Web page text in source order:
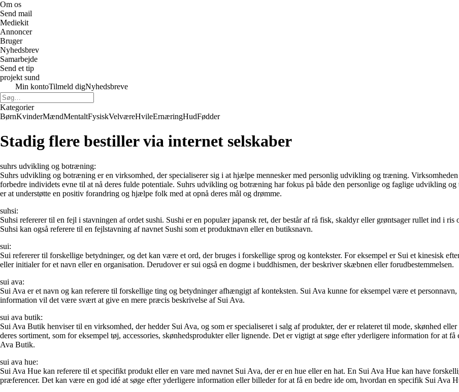
Om os
Send mail
Mediekit
Annoncer
Bruger
Nyhedsbrev
Samarbejde
Send et tip
projekt sund
Min kontoTilmeld digNyhedsbreve
Kategorier
BørnKvinderMændMentaltFysiskVelværeHvileErnæringHudFødder
Stadig flere bestiller via internet selskaber
suhrs udvikling og botræning:
Suhrs udvikling og botræning er en virksomhed, der specialiserer sig i at hjælpe mennesker med personlig udvikling og træning.
forbedre individets evne til at nå deres fulde potentiale. Suhrs udvikling og botræning har fokus på både den personlige og faglige udvikling
er at understøtte en positiv forandring og hjælpe folk med at opnå deres mål og drømme.
suhsi:
Suhsi refererer til en fejl i stavningen af ordet sushi. Sushi er en populær japansk ret, der består af rå fisk, skaldyr eller grøntsager rullet ind i
Suhsi kan også referere til en fejlstavning af navnet Sushi som et produktnavn eller en butiksnavn.
sui:
Sui refererer til forskellige betydninger, og det kan være et ord, der bruges i forskellige sprog og kontekster. For eksempel er Sui et kinesisk
eller initialer for et navn eller en organisation. Derudover er sui også en dogme i buddhismen, der beskriver skæbnen eller forudbestemmelsen.
sui ava:
Sui Ava er et navn og kan referere til forskellige ting og betydninger afhængigt af konteksten. Sui Ava kunne for eksempel være et
information vil det være svært at give en mere præcis beskrivelse af Sui Ava.
sui ava butik:
Sui Ava Butik henviser til en virksomhed, der hedder Sui Ava, og som er specialiseret i salg af produkter, der er relateret til mode, skønhed
deres sortiment, som for eksempel tøj, accessories, skønhedsprodukter eller lignende. Det er vigtigt at søge efter yderligere information for at
Ava Butik.
sui ava hue:
Sui Ava Hue kan referere til et specifikt produkt eller en vare med navnet Sui Ava, der er en hue eller en hat. En Sui Ava Hue kan have
præferencer. Det kan være en god idé at søge efter yderligere information eller billeder for at få en bedre ide om, hvordan en specifik Sui Ava